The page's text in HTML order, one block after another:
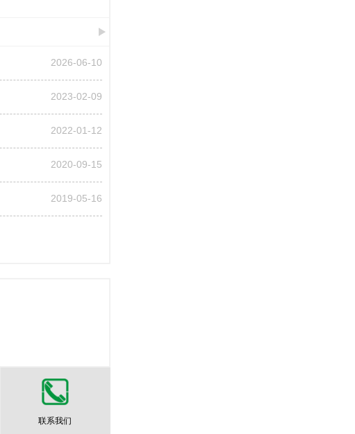
2026-06-10
2023-02-09
2022-01-12
2020-09-15
2019-05-16
联系我们